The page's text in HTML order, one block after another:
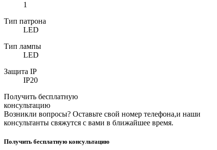
1
Тип патрона
LED
Тип лампы
LED
Защита IP
IP20
Получить бесплатную
консультацию
Возникли вопросы? Оставьте свой номер телефона,и наши
консультанты свяжутся с вами в ближайшее время.
Получить бесплатную консультацию